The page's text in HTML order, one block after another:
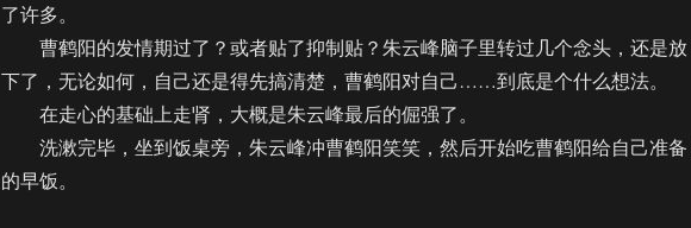
了许多。
曹鹤阳的发情期过了？或者贴了抑制贴？朱云峰脑子里转过几个念头，还是放
下了，无论如何，自己还是得先搞清楚，曹鹤阳对自己……到底是个什么想法。
在走心的基础上走肾，大概是朱云峰最后的倔强了。
洗漱完毕，坐到饭桌旁，朱云峰冲曹鹤阳笑笑，然后开始吃曹鹤阳给自己准备
的早饭。